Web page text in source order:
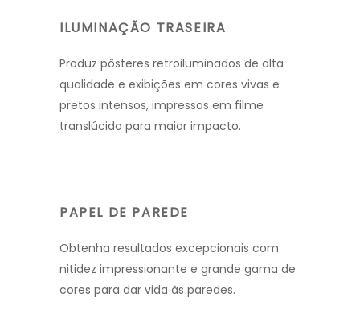
ILUMINAÇÃO TRASEIRA
Produz pôsteres retroiluminados de alta
qualidade e exibições em cores vivas e
pretos intensos, impressos em filme
translúcido para maior impacto.
PAPEL DE PAREDE
Obtenha resultados excepcionais com
nitidez impressionante e grande gama de
cores para dar vida às paredes.